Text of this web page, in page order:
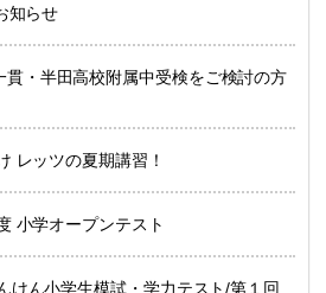
知らせ
貫・半田高校附属中受検をご検討の方
レッツの夏期講習！
小学オープンテスト
けん小学生模試・学力テスト/第１回